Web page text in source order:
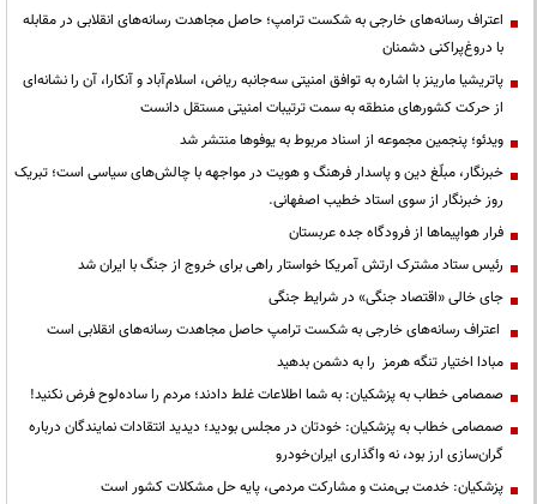
اعتراف رسانه‌های خارجی به شکست ترامپ؛ حاصل مجاهدت رسانه‌های انقلابی در مقابله
با دروغ‌پراکنی دشمنان
پاتریشیا مارینز با اشاره به توافق امنیتی سه‌جانبه ریاض، اسلام‌آباد و آنکارا، آن را نشانه‌ای
از حرکت کشورهای منطقه به سمت ترتیبات امنیتی مستقل دانست
ویدئو؛ پنجمین مجموعه از اسناد مربوط به یوفوها منتشر شد
خبرنگار، مبلّغ دین و پاسدار فرهنگ و هویت در مواجهه با چالش‌های سیاسی است؛ تبریک
روز خبرنگار از سوی استاد خطیب اصفهانی.
فرار هواپیماها از فرودگاه جده عربستان
رئیس ستاد مشترک ارتش آمریکا خواستار راهی برای خروج از جنگ با ایران شد
جای خالی «اقتصاد جنگی» در شرایط جنگی
اعتراف رسانه‌های خارجی به شکست ترامپ حاصل مجاهدت رسانه‌های انقلابی است
مبادا اختیار تنگه هرمز را به دشمن بدهید
صمصامی خطاب به پزشکیان: به شما اطلاعات غلط دادند؛ مردم را ساده‌لوح فرض نکنید!
صمصامی خطاب به پزشکیان: خودتان در مجلس بودید؛ دیدید انتقادات نمایندگان درباره
گران‌سازی ارز بود، نه واگذاری ایران‌خودرو
پزشکیان: خدمت بی‌منت و مشارکت مردمی، پایه حل مشکلات کشور است